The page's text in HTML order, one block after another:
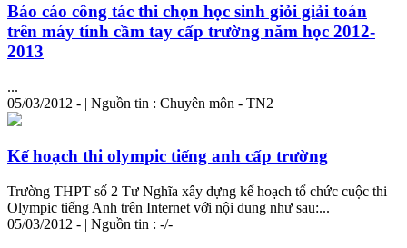
Báo cáo công tác thi chọn học sinh giỏi giải toán
trên máy tính cầm tay cấp trường năm học 2012-
2013
...
05/03/2012 - | Nguồn tin : Chuyên môn - TN2
Kế hoạch thi olympic tiếng anh cấp trường
Trường THPT số 2 Tư Nghĩa xây dựng kế hoạch tổ chức cuộc thi
Olympic tiếng Anh trên Internet với nội dung như sau:...
05/03/2012 - | Nguồn tin : -/-